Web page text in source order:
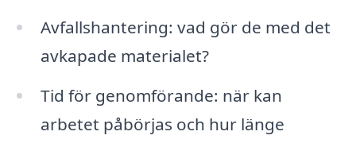
Avfallshantering: vad gör de med det
avkapade materialet?
Tid för genomförande: när kan
arbetet påbörjas och hur länge